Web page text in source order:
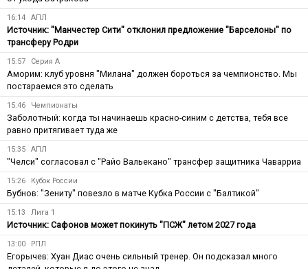
16:14 АПЛ
Источник: "Манчестер Сити" отклонил предложение "Барселоны" по
трансферу Родри
15:57 Серия А
Аморим: клуб уровня "Милана" должен бороться за чемпионство. Мы
постараемся это сделать
15:46 Чемпионаты
Заболотный: когда ты начинаешь красно-синим с детства, тебя все
равно притягивает туда же
15:35 АПЛ
"Челси" согласовал с "Райо Вальекано" трансфер защитника Чаварриа
15:26 Кубок России
Бубнов: "Зениту" повезло в матче Кубка России с "Балтикой"
15:13 Лига 1
Источник: Сафонов может покинуть "ПСЖ" летом 2027 года
13:00 РПЛ
Егорычев: Хуан Диас очень сильный тренер. Он подсказал много